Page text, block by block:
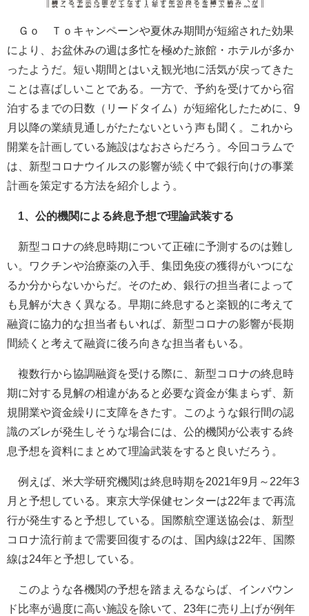
Ｇｏ Ｔｏキャンペーンや夏休み期間が短縮された効果
により、お盆休みの週は多忙を極めた旅館・ホテルが多か
ったようだ。短い期間とはいえ観光地に活気が戻ってきた
ことは喜ばしいことである。一方で、予約を受けてから宿
泊するまでの日数（リードタイム）が短縮化したために、9
月以降の業績見通しがたたないという声も聞く。これから
開業を計画している施設はなおさらだろう。今回コラムで
は、新型コロナウイルスの影響が続く中で銀行向けの事業
計画を策定する方法を紹介しよう。
1、公的機関による終息予想で理論武装する
新型コロナの終息時期について正確に予測するのは難し
い。ワクチンや治療薬の入手、集団免疫の獲得がいつにな
るか分からないからだ。そのため、銀行の担当者によって
も見解が大きく異なる。早期に終息すると楽観的に考えて
融資に協力的な担当者もいれば、新型コロナの影響が長期
間続くと考えて融資に後ろ向きな担当者もいる。
複数行から協調融資を受ける際に、新型コロナの終息時
期に対する見解の相違があると必要な資金が集まらず、新
規開業や資金繰りに支障をきたす。このような銀行間の認
識のズレが発生しそうな場合には、公的機関が公表する終
息予想を資料にまとめて理論武装をすると良いだろう。
例えば、米大学研究機関は終息時期を2021年9月～22年3
月と予想している。東京大学保健センターは22年まで再流
行が発生すると予想している。国際航空運送協会は、新型
コロナ流行前まで需要回復するのは、国内線は22年、国際
線は24年と予想している。
このような各機関の予想を踏まえるならば、インバウン
ド比率が過度に高い施設を除いて、23年に売り上げが例年